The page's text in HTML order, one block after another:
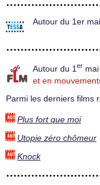
Autour du 1er
Autour du 1 er
et en
Parmi les derniers films
Plus fort que moi
Utopie zéro chômeur
Knock